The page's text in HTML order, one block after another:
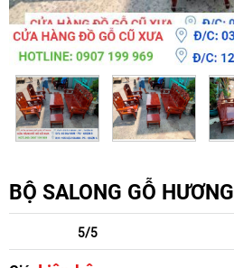
BỘ SALONG GỖ HƯƠNG
5/5